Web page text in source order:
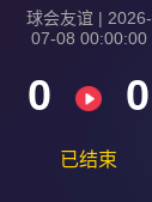
球会友谊 | 2026-
07-08 00:00:00
0 0
已结束